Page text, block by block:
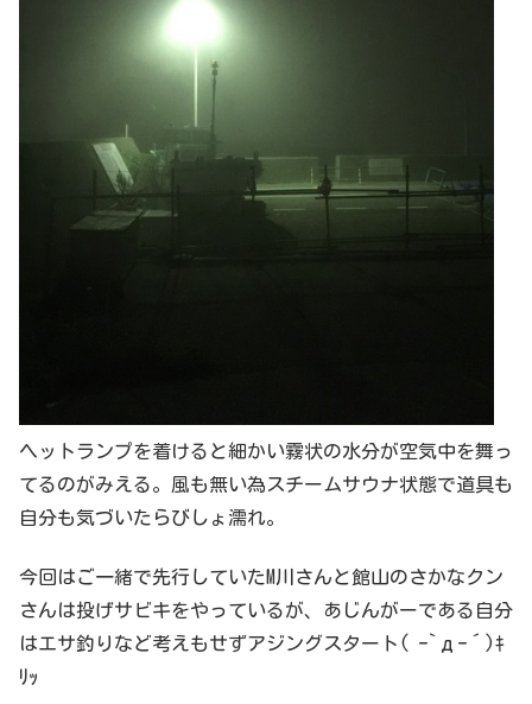
ヘットランプを着けると細かい霧状の水分が空気中を舞っ
てるのがみえる。風も無い為スチームサウナ状態で道具も
自分も気づいたらびしょ濡れ。
今回はご一緒で先行していたM川さんと館山のさかなクン
さんは投げサビキをやっているが、あじんがーである自分
はエサ釣りなど考えもせずアジングスタート( ｰ`дｰ´)ｷ
ﾘｯ